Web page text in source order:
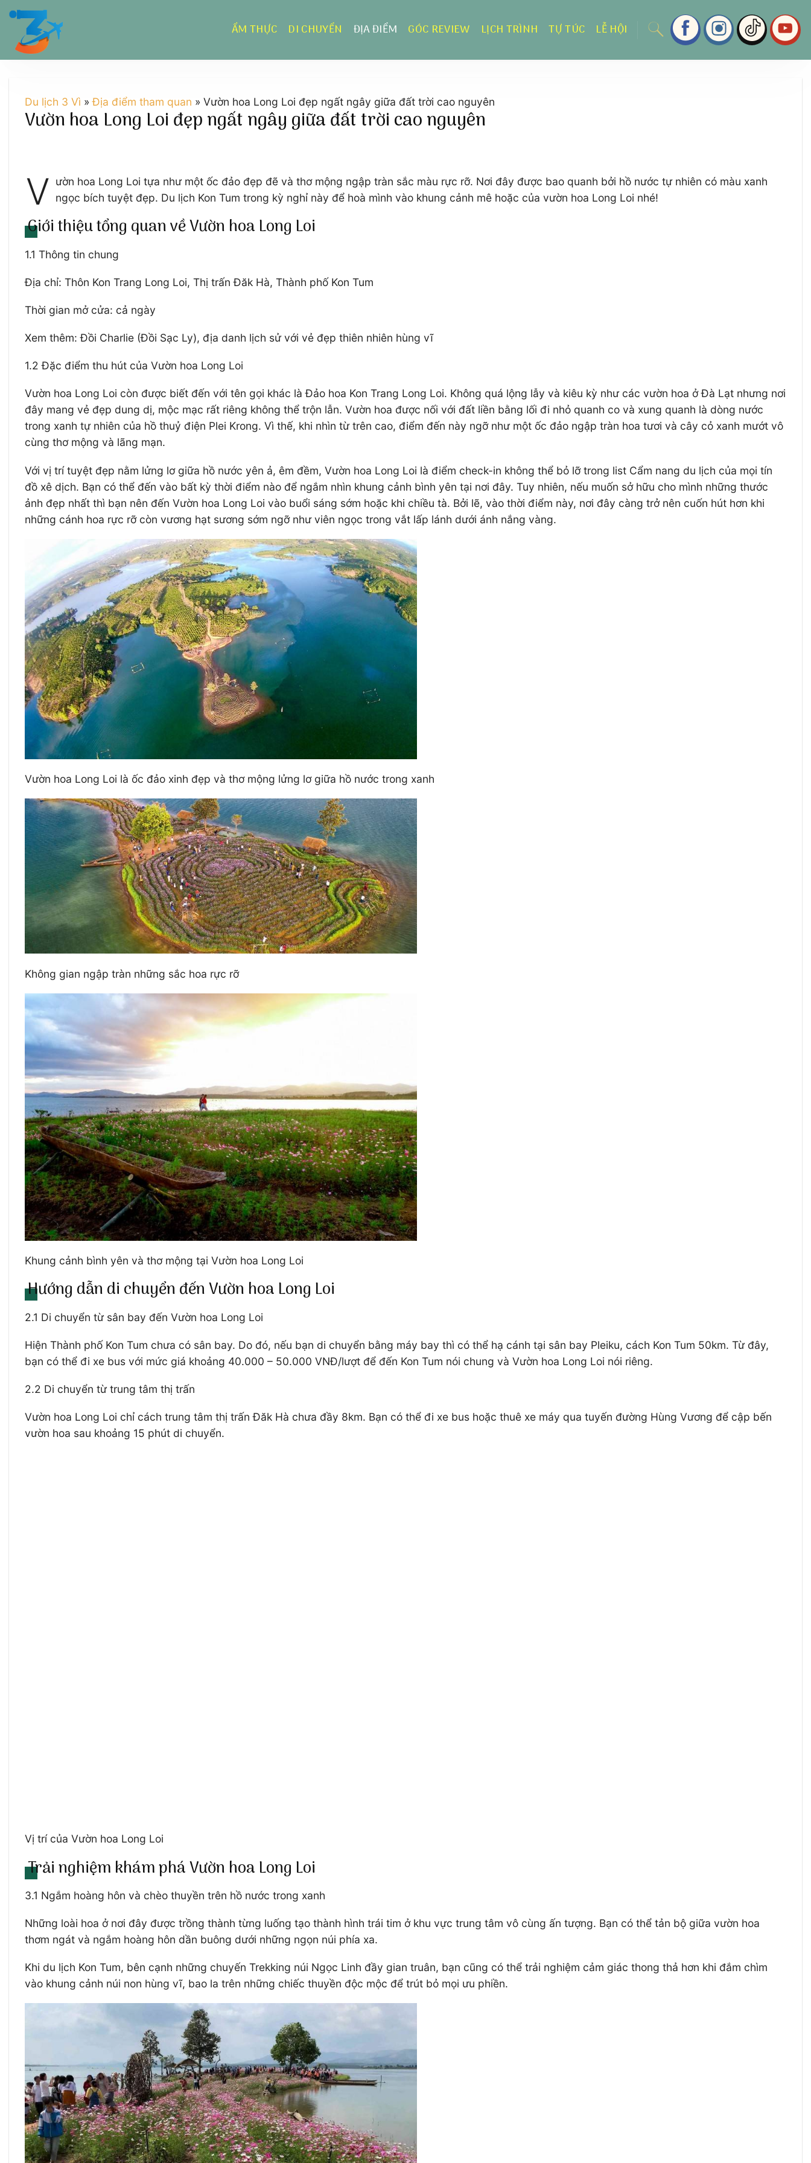
Chuyển
dung
ẨM THỰC DI CHUYỂN ĐỊA ĐIỂM GÓC REVIEW LỊCH TRÌNH TỰ TÚC LỄ HỘI
Du lịch 3 Vì »Địa điểm tham quan »Vườn hoa Long Loi đẹp ngất ngây giữa đất trời cao nguyên
Vườn hoa Long Loi đẹp ngất ngây giữa đất trời cao nguyên
V ườn hoa Long Loi tựa như một ốc đảo đẹp đẽ và thơ mộng ngập tràn sắc màu rực rỡ. Nơi đây được bao quanh bởi hồ nước tự nhiên có màu xanh
ngọc bích tuyệt đẹp. Du lịch Kon Tum trong kỳ nghỉ này để hoà mình vào khung cảnh mê hoặc của vườn hoa Long Loi nhé!
Giới thiệu tổng quan về Vườn hoa Long Loi
1.1 Thông tin chung
Địa chỉ: Thôn Kon Trang Long Loi, Thị trấn Đăk Hà, Thành phố Kon Tum
Thời gian mở cửa: cả ngày
Xem thêm: Đồi Charlie (Đồi Sạc Ly), địa danh lịch sử với vẻ đẹp thiên nhiên hùng vĩ
1.2 Đặc điểm thu hút của Vườn hoa Long Loi
Vườn hoa Long Loi còn được biết đến với tên gọi khác là Đảo hoa Kon Trang Long Loi. Không quá lộng lẫy và kiêu kỳ như các vườn hoa ở Đà Lạt nhưng nơi
đây mang vẻ đẹp dung dị, mộc mạc rất riêng không thể trộn lẫn. Vườn hoa được nối với đất liền bằng lối đi nhỏ quanh co và xung quanh là dòng nước
trong xanh tự nhiên của hồ thuỷ điện Plei Krong. Vì thế, khi nhìn từ trên cao, điểm đến này ngỡ như một ốc đảo ngập tràn hoa tươi và cây cỏ xanh mướt vô
cùng thơ mộng và lãng mạn.
Với vị trí tuyệt đẹp nằm lửng lơ giữa hồ nước yên ả, êm đềm, Vườn hoa Long Loi là điểm check-in không thể bỏ lỡ trong list Cẩm nang du lịch của mọi tín
đồ xê dịch. Bạn có thể đến vào bất kỳ thời điểm nào để ngắm nhìn khung cảnh bình yên tại nơi đây. Tuy nhiên, nếu muốn sở hữu cho mình những thước
ảnh đẹp nhất thì bạn nên đến Vườn hoa Long Loi vào buổi sáng sớm hoặc khi chiều tà. Bởi lẽ, vào thời điểm này, nơi đây càng trở nên cuốn hút hơn khi
những cánh hoa rực rỡ còn vương hạt sương sớm ngỡ như viên ngọc trong vắt lấp lánh dưới ánh nắng vàng.
Vườn hoa Long Loi là ốc đảo xinh đẹp và thơ mộng lửng lơ giữa hồ nước trong xanh
Không gian ngập tràn những sắc hoa rực rỡ
Khung cảnh bình yên và thơ mộng tại Vườn hoa Long Loi
Hướng dẫn di chuyển đến Vườn hoa Long Loi
2.1 Di chuyển từ sân bay đến Vườn hoa Long Loi
Hiện Thành phố Kon Tum chưa có sân bay. Do đó, nếu bạn di chuyển bằng máy bay thì có thể hạ cánh tại sân bay Pleiku, cách Kon Tum 50km. Từ đây,
bạn có thể đi xe bus với mức giá khoảng 40.000 – 50.000 VNĐ/lượt để đến Kon Tum nói chung và Vườn hoa Long Loi nói riêng.
2.2 Di chuyển từ trung tâm thị trấn
Vườn hoa Long Loi chỉ cách trung tâm thị trấn Đăk Hà chưa đầy 8km. Bạn có thể đi xe bus hoặc thuê xe máy qua tuyến đường Hùng Vương để cập bến
vườn hoa sau khoảng 15 phút di chuyển.
Vị trí của Vườn hoa Long Loi
Trải nghiệm khám phá Vườn hoa Long Loi
3.1 Ngắm hoàng hôn và chèo thuyền trên hồ nước trong xanh
Những loài hoa ở nơi đây được trồng thành từng luống tạo thành hình trái tim ở khu vực trung tâm vô cùng ấn tượng. Bạn có thể tản bộ giữa vườn hoa
thơm ngát và ngắm hoàng hôn dần buông dưới những ngọn núi phía xa.
Khi du lịch Kon Tum, bên cạnh những chuyến Trekking núi Ngọc Linh đầy gian truân, bạn cũng có thể trải nghiệm cảm giác thong thả hơn khi đắm chìm
vào khung cảnh núi non hùng vĩ, bao la trên những chiếc thuyền độc mộc để trút bỏ mọi ưu phiền.